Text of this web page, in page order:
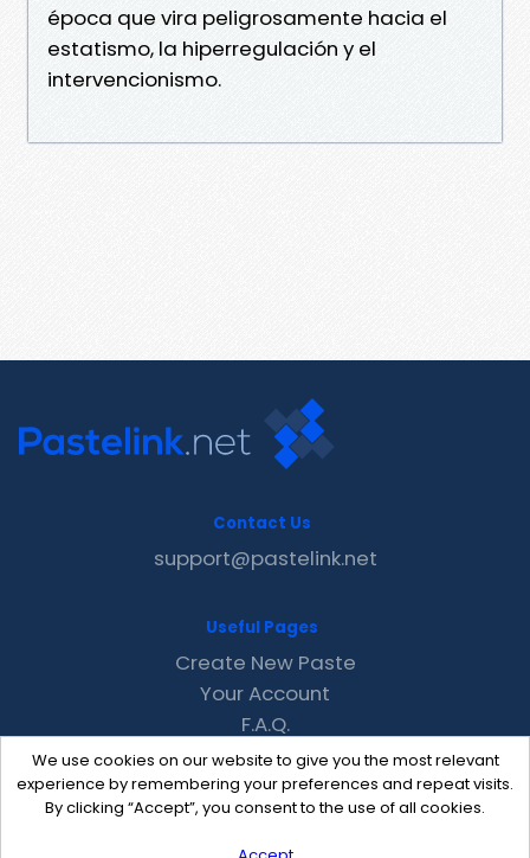
época que vira peligrosamente hacia el
estatismo, la hiperregulación y el
intervencionismo.
We use cookies on our website to give you the most relevant
experience by remembering your preferences and repeat visits.
By clicking “Accept”, you consent to the use of all cookies.
Contact Us
support@pastelink.net
Useful Pages
Create New Paste
Your Account
F.A.Q.
Recent
Contact